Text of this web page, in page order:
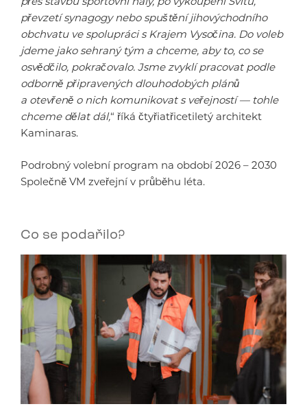
převzetí synagogy nebo spuštění jihovýchodního
obchvatu ve spolupráci s Krajem Vysočina. Do voleb
jdeme jako sehraný tým a chceme, aby to, co se
osvědčilo, pokračovalo. Jsme zvyklí pracovat podle
odborně připravených dlouhodobých plánů
a otevřeně o nich komunikovat s veřejností — tohle
chceme dělat dál,“ říká čtyřiatřicetiletý architekt
Kaminaras.
Podrobný volební program na období 2026 – 2030
Společně VM zveřejní v průběhu léta.
Co se podařilo?